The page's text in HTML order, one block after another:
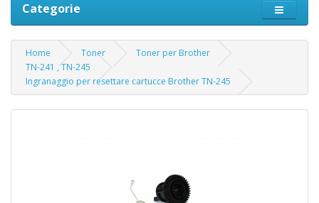
Categorie
Home Toner
Toner per Brother
TN-241 , TN-245
Ingranaggio per resettare cartucce Brother TN-245